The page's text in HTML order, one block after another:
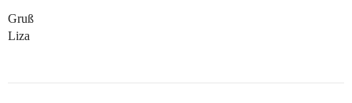
Gruß
Liza